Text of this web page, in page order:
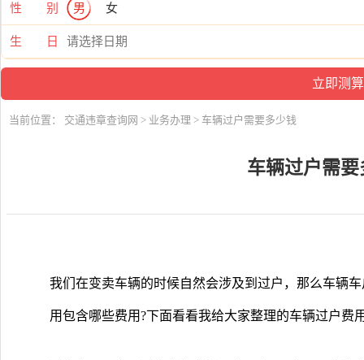
性 别 男 女
生 日
当前位置： 交通违章查询网 > 业务办理 > 车辆过户需要多少钱
车辆过户需要
我们在变卖车辆的时候自然会涉及到过户，那么车辆
用包含哪些费用?下面看看我给大家整理的车辆过户费